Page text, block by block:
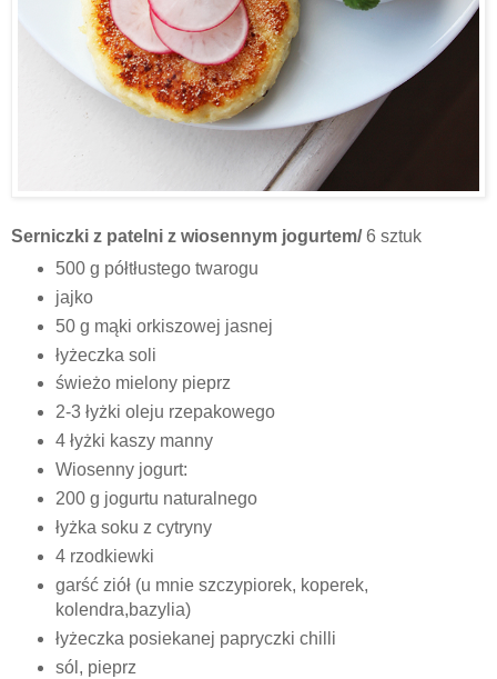
Serniczki z patelni z wiosennym jogurtem/6 sztuk
500 g półtłustego twarogu
jajko
50 g mąki orkiszowej jasnej
łyżeczka soli
świeżo mielony pieprz
2-3 łyżki oleju rzepakowego
4 łyżki kaszy manny
Wiosenny jogurt:
200 g jogurtu naturalnego
łyżka soku z cytryny
4 rzodkiewki
garść ziół (u mnie szczypiorek, koperek,
kolendra,bazylia)
łyżeczka posiekanej papryczki chilli
sól, pieprz